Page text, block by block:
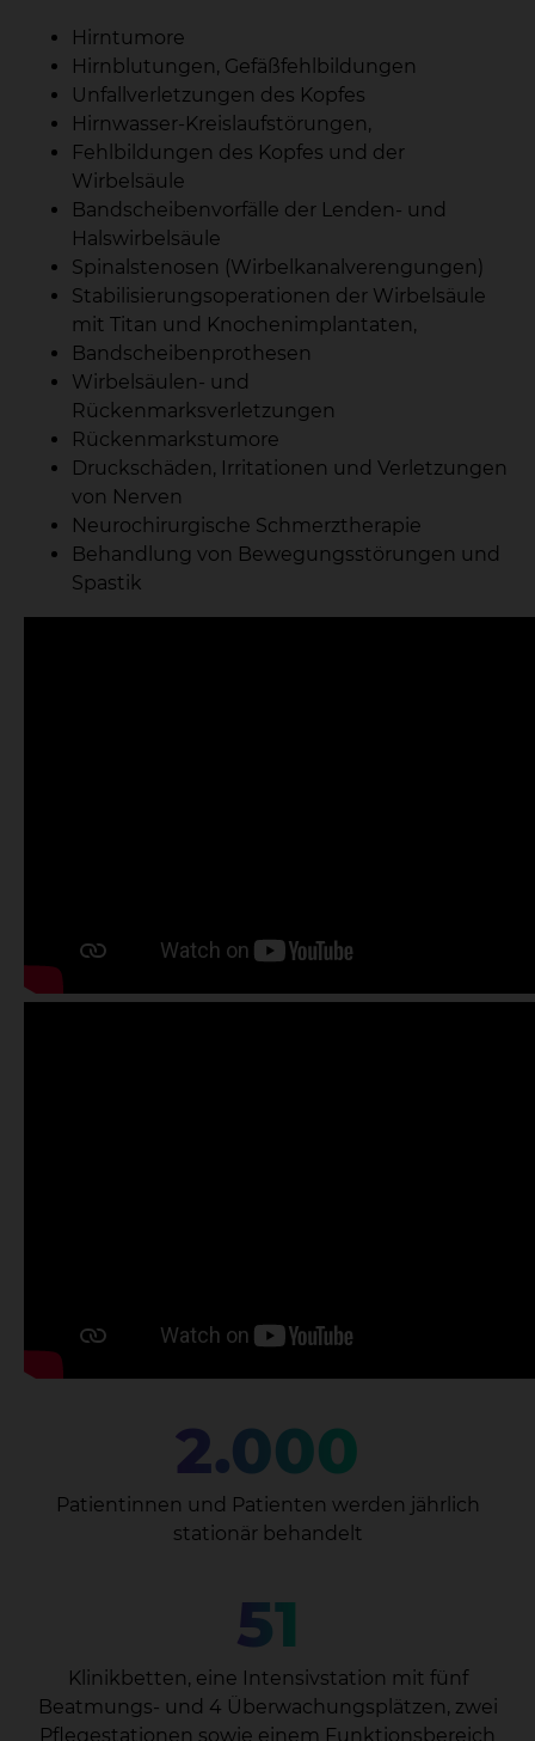
Hirntumore
Hirnblutungen, Gefäßfehlbildungen
Unfallverletzungen des Kopfes
Hirnwasser-Kreislaufstörungen,
Fehlbildungen des Kopfes und der
Wirbelsäule
Bandscheibenvorfälle der Lenden- und
Halswirbelsäule
Spinalstenosen (Wirbelkanalverengungen)
Stabilisierungsoperationen der Wirbelsäule
mit Titan und Knochenimplantaten,
Bandscheibenprothesen
Wirbelsäulen- und
Rückenmarksverletzungen
Rückenmarkstumore
Druckschäden, Irritationen und Verletzungen
von Nerven
Neurochirurgische Schmerztherapie
Behandlung von Bewegungsstörungen und
Spastik
2.000
Patientinnen und Patienten werden jährlich
stationär behandelt
51
Klinikbetten, eine Intensivstation mit fünf
Beatmungs- und 4 Überwachungsplätzen, zwei
Pflegestationen sowie einem Funktionsbereich